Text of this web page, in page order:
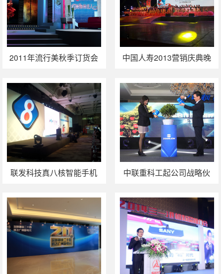
2011年流行美秋季订货会
中国人寿2013营销庆典晚
联发科技真八核智能手机
中联重科工起公司战略伙